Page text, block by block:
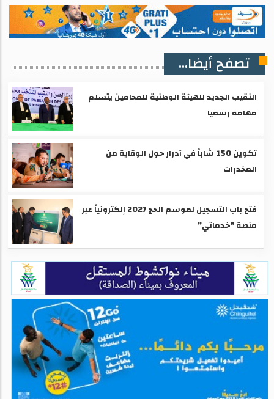
تصفح أيضا...
النقيب الجديد للهيئة الوطنية للمحامين يتسلم
مهامه رسميا
تكوين 150 شاباً في آدرار حول الوقاية من
المخدرات
فتح باب التسجيل لموسم الحج 2027 إلكترونياً عبر
منصة "خدماتي"